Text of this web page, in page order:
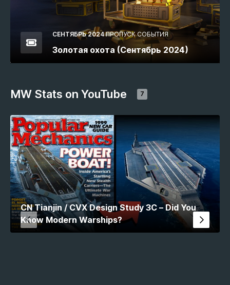
СЕНТЯБРЬ 2024 ПРОПУСК СОБЫТИЯ
Золотая охота (Сентябрь 2024)
MW Stats on YouTube 7
CN Tianjin / CVX Design Study 3C – Did You
Know Modern Warships?